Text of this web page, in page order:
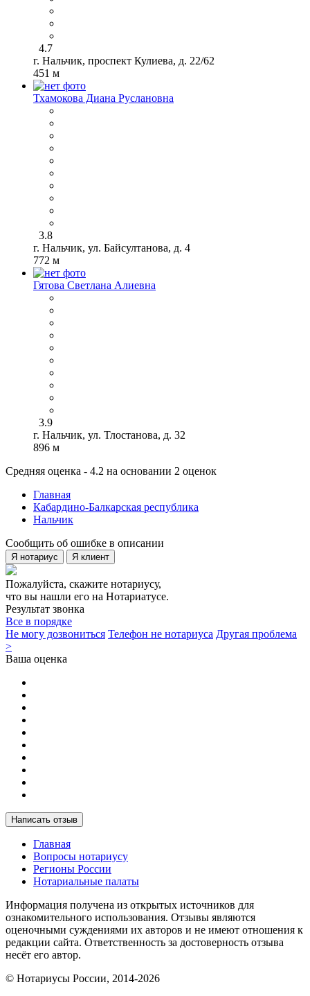
4.7
г. Нальчик, проспект Кулиева, д. 22/62
451 м
Тхамокова Диана Руслановна
3.8
г. Нальчик, ул. Байсултанова, д. 4
772 м
Гятова Светлана Алиевна
3.9
г. Нальчик, ул. Тлостанова, д. 32
896 м
Средняя оценка - 4.2 на основании 2 оценок
Главная
Кабардино-Балкарская республика
Нальчик
Сообщить об ошибке в описании
Я нотариус Я клиент
Пожалуйста, скажите нотариусу,
что вы нашли его на Нотариатусе.
Результат звонка
Все в порядке
Не могу дозвониться Телефон не нотариуса Другая проблема
>
Ваша оценка
Написать отзыв
Главная
Вопросы нотариусу
Регионы России
Нотариальные палаты
Информация получена из открытых источников для
ознакомительного использования. Отзывы являются
оценочными суждениями их авторов и не имеют отношения к
редакции сайта. Ответственность за достоверность отзыва
несёт его автор.
© Нотариусы России, 2014-2026